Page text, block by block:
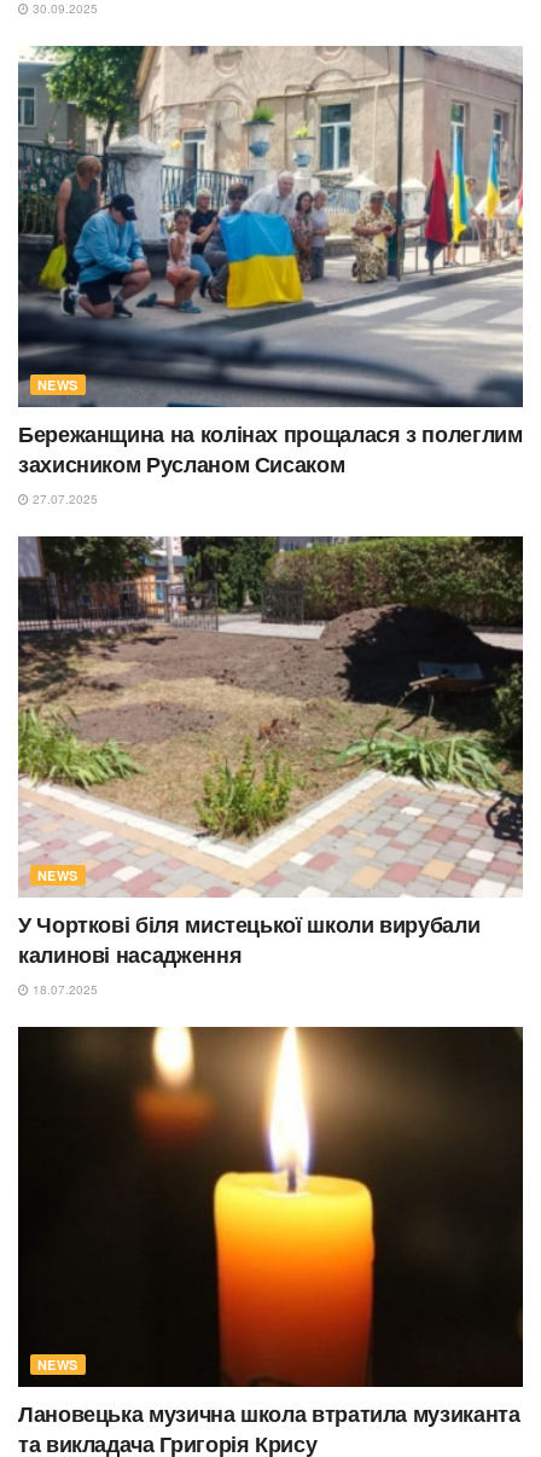
30.09.2025
NEWS
Бережанщина на колінах прощалася з полеглим
захисником Русланом Сисаком
27.07.2025
NEWS
У Чорткові біля мистецької школи вирубали
калинові насадження
18.07.2025
NEWS
Лановецька музична школа втратила музиканта
та викладача Григорія Крису